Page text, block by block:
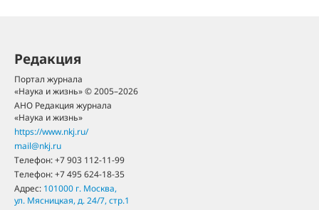
Редакция
Портал журнала
«Наука и жизнь» © 2005–2026
АНО Редакция журнала
«Наука и жизнь»
https://www.nkj.ru/
mail@nkj.ru
Телефон:+7 903 112-11-99
Телефон:+7 495 624-18-35
Адрес: 101000 г. Москва,
ул. Мясницкая, д. 24/7, стр.1